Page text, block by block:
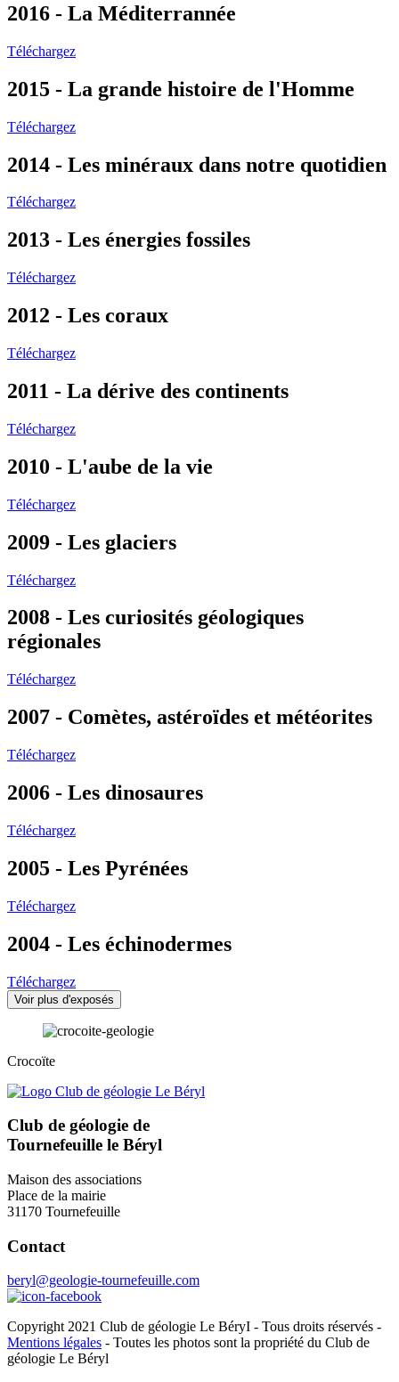
2016 - La Méditerrannée
Téléchargez
2015 - La grande histoire de l'Homme
Téléchargez
2014 - Les minéraux dans notre quotidien
Téléchargez
2013 - Les énergies fossiles
Téléchargez
2012 - Les coraux
Téléchargez
2011 - La dérive des continents
Téléchargez
2010 - L'aube de la vie
Téléchargez
2009 - Les glaciers
Téléchargez
2008 - Les curiosités géologiques
régionales
Téléchargez
2007 - Comètes, astéroïdes et météorites
Téléchargez
2006 - Les dinosaures
Téléchargez
2005 - Les Pyrénées
Téléchargez
2004 - Les échinodermes
Téléchargez
Voir plus d'exposés
Crocoïte
Club de géologie de
Tournefeuille le Béryl
Maison des associations
Place de la mairie
31170 Tournefeuille
Contact
beryl@geologie-tournefeuille.com
Copyright 2021 Club de géologie Le BéryI - Tous droits réservés -
Mentions légales - Toutes les photos sont la propriété du Club de
géologie Le Béryl